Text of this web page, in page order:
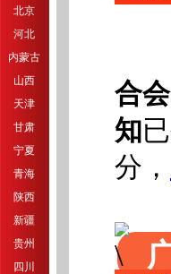
北京
河北
内蒙古
山西
天津
甘肃
宁夏
青海
陕西
新疆
贵州
四川
合
知
分，